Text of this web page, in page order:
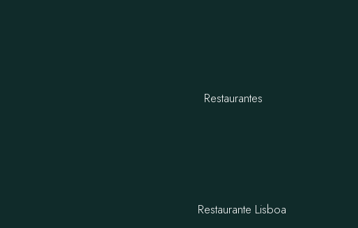
Restaurantes
Restaurante Lisboa